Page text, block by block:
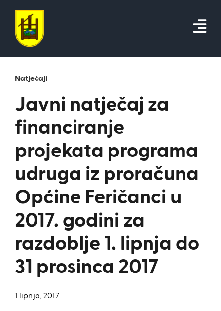
content
Natječaji
Javni natječaj za
financiranje
projekata programa
udruga iz proračuna
Općine Feričanci u
2017. godini za
razdoblje 1. lipnja do
31 prosinca 2017
1 lipnja, 2017